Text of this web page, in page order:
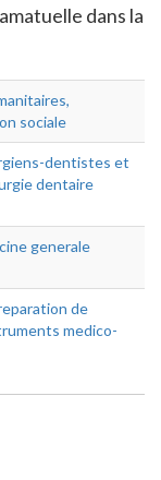
dans la
sociale
dentistes et
dentaire
generale
de
medico-